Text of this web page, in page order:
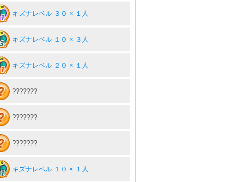
キズナレベル ３０ × １人
キズナレベル １０ × ３人
キズナレベル ２０ × １人
???????
???????
???????
キズナレベル １０ × １人